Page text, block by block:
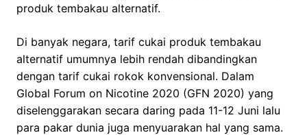
produk tembakau alternatif.
Di banyak negara, tarif cukai produk tembakau
alternatif umumnya lebih rendah dibandingkan
dengan tarif cukai rokok konvensional. Dalam
Global Forum on Nicotine 2020 (GFN 2020) yang
diselenggarakan secara daring pada 11-12 Juni lalu
para pakar dunia juga menyuarakan hal yang sama.